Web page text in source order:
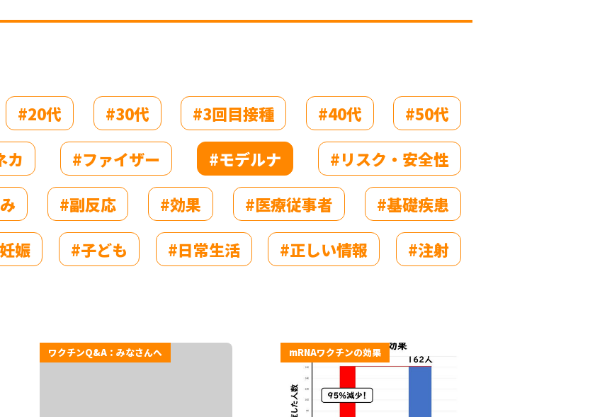
#20代 #30代 #3回目接種 #40代
#50代
カ #ファイザー #モデルナ
#リスク・安全性
#副反応 #効果 #医療従事者
#基礎疾患
娠 #子ども #日常生活 #正しい情報
#注射
ワクチンQ&A：みなさんへ mRNAワクチンの効果